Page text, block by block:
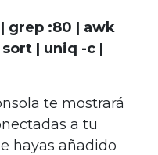
grep :80 | awk
sort | uniq -c |
te mostrará
a tu
hayas añadido